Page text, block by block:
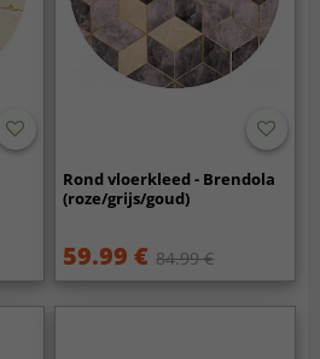
Rond vloerkleed - Brendola
(roze/grijs/goud)
59.99 € 84.99 €